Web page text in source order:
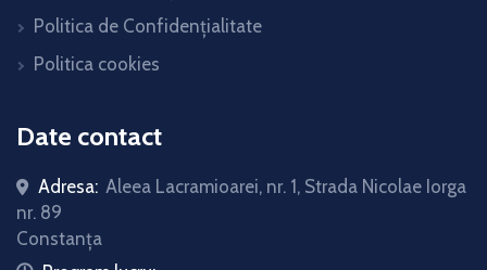
Politica de Confidențialitate
Politica cookies
Date contact
Adresa: Aleea Lacramioarei, nr. 1, Strada Nicolae Iorga
nr. 89
Constanța
icon